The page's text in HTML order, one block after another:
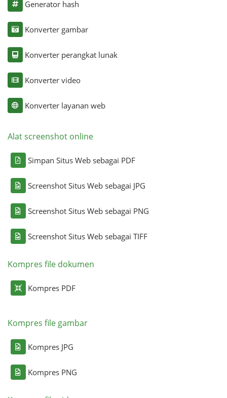
Generator hash
Konverter gambar
Konverter perangkat lunak
Konverter video
Konverter layanan web
Alat screenshot online
Simpan Situs Web sebagai PDF
Screenshot Situs Web sebagai JPG
Screenshot Situs Web sebagai PNG
Screenshot Situs Web sebagai TIFF
Kompres file dokumen
Kompres PDF
Kompres file gambar
Kompres JPG
Kompres PNG